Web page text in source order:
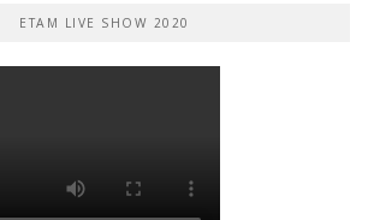
ETAM LIVE SHOW 2020